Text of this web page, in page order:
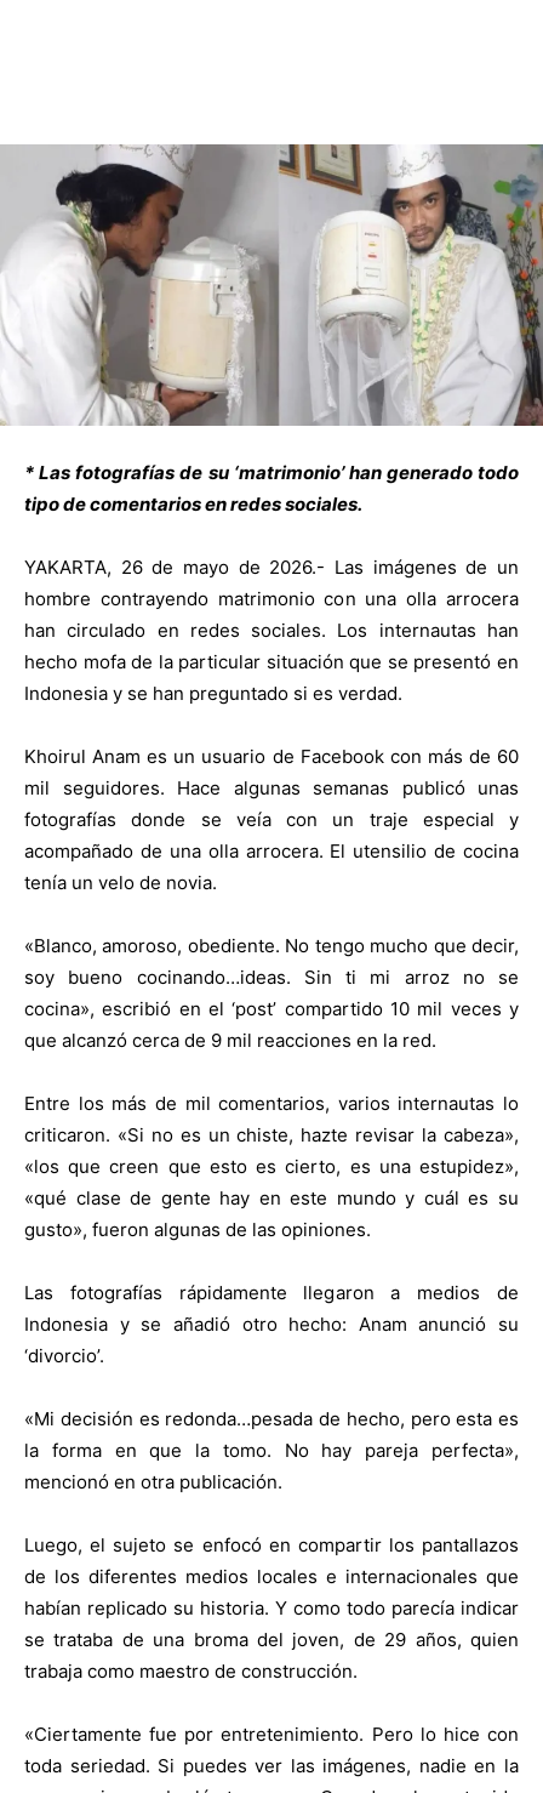
* Las fotografías de su ‘matrimonio’ han generado todo
tipo de comentarios en redes sociales.
YAKARTA, 26 de mayo de 2026.- Las imágenes de un
hombre contrayendo matrimonio con una olla arrocera
han circulado en redes sociales. Los internautas han
hecho mofa de la particular situación que se presentó en
Indonesia y se han preguntado si es verdad.
Khoirul Anam es un usuario de Facebook con más de 60
mil seguidores. Hace algunas semanas publicó unas
fotografías donde se veía con un traje especial y
acompañado de una olla arrocera. El utensilio de cocina
tenía un velo de novia.
«Blanco, amoroso, obediente. No tengo mucho que decir,
soy bueno cocinando…ideas. Sin ti mi arroz no se
cocina», escribió en el ‘post’ compartido 10 mil veces y
que alcanzó cerca de 9 mil reacciones en la red.
Entre los más de mil comentarios, varios internautas lo
criticaron. «Si no es un chiste, hazte revisar la cabeza»,
«los que creen que esto es cierto, es una estupidez»,
«qué clase de gente hay en este mundo y cuál es su
gusto», fueron algunas de las opiniones.
Las fotografías rápidamente llegaron a medios de
Indonesia y se añadió otro hecho: Anam anunció su
‘divorcio’.
«Mi decisión es redonda…pesada de hecho, pero esta es
la forma en que la tomo. No hay pareja perfecta»,
mencionó en otra publicación.
Luego, el sujeto se enfocó en compartir los pantallazos
de los diferentes medios locales e internacionales que
habían replicado su historia. Y como todo parecía indicar
se trataba de una broma del joven, de 29 años, quien
trabaja como maestro de construcción.
«Ciertamente fue por entretenimiento. Pero lo hice con
toda seriedad. Si puedes ver las imágenes, nadie en la